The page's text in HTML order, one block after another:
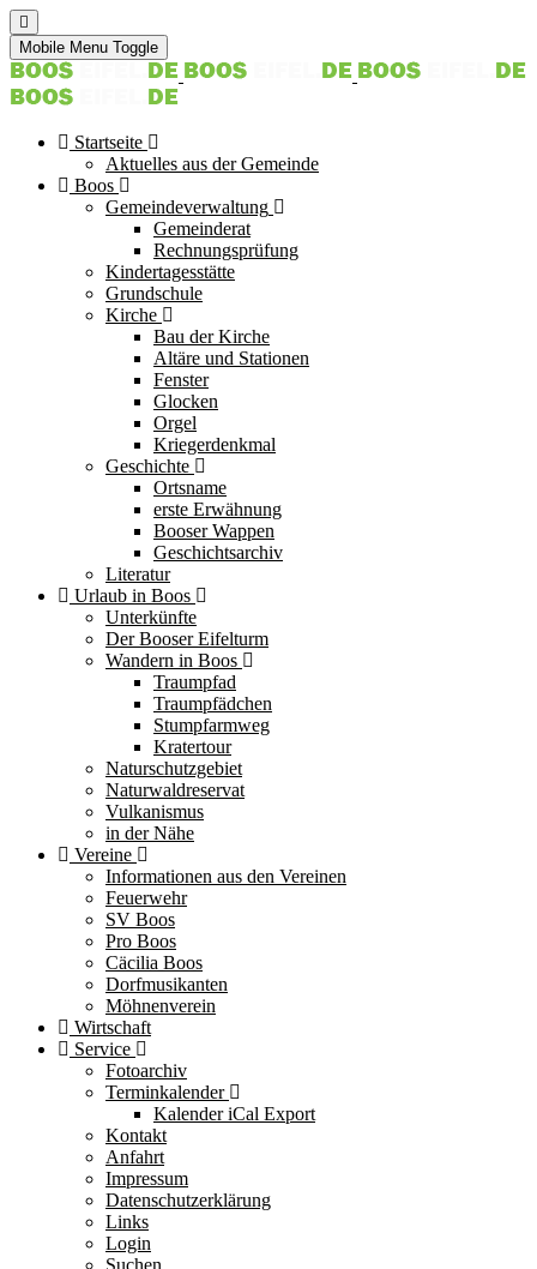
Mobile Menu Toggle
Startseite
Aktuelles aus der Gemeinde
Boos
Gemeindeverwaltung
Gemeinderat
Rechnungsprüfung
Kindertagesstätte
Grundschule
Kirche
Bau der Kirche
Altäre und Stationen
Fenster
Glocken
Orgel
Kriegerdenkmal
Geschichte
Ortsname
erste Erwähnung
Booser Wappen
Geschichtsarchiv
Literatur
Urlaub in Boos
Unterkünfte
Der Booser Eifelturm
Wandern in Boos
Traumpfad
Traumpfädchen
Stumpfarmweg
Kratertour
Naturschutzgebiet
Naturwaldreservat
Vulkanismus
in der Nähe
Vereine
Informationen aus den Vereinen
Feuerwehr
SV Boos
Pro Boos
Cäcilia Boos
Dorfmusikanten
Möhnenverein
Wirtschaft
Service
Fotoarchiv
Terminkalender
Kalender iCal Export
Kontakt
Anfahrt
Impressum
Datenschutzerklärung
Links
Login
Suchen